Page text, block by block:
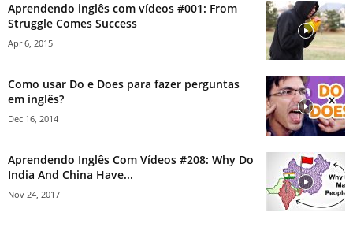
Aprendendo inglês com vídeos #001: From
Struggle Comes Success
Apr 6, 2015
Como usar Do e Does para fazer perguntas
em inglês?
Dec 16, 2014
Aprendendo Inglês Com Vídeos #208: Why Do
India And China Have...
Nov 24, 2017